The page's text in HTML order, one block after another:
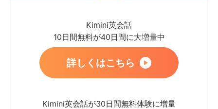
Kimini英会話
10日間無料が40日間に大増量中
詳しくはこちら
Kimini英会話が30日間無料体験に増量